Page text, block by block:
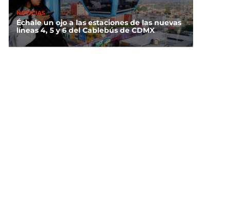
NOTICIAS
Échale un ojo a las estaciones de las nuevas
líneas 4, 5 y 6 del Cablebús de CDMX